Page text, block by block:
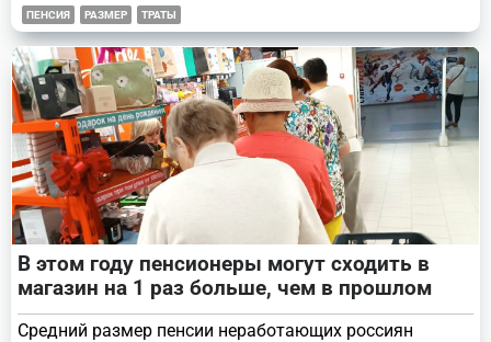
ПЕНСИЯ РАЗМЕР ТРАТЫ
В этом году пенсионеры могут сходить в
магазин на 1 раз больше, чем в прошлом
Средний размер пенсии неработающих россиян